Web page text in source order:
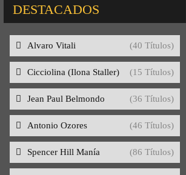
DESTACADOS
Alvaro Vitali (40 Títulos)
Cicciolina (Ilona Staller) (15 Títulos)
Jean Paul Belmondo (36 Títulos)
Antonio Ozores (46 Títulos)
Spencer Hill Manía (86 Títulos)